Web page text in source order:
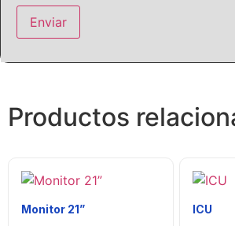
Productos
Monitor 21”
ICU